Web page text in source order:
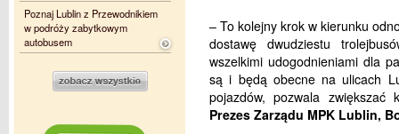
– To kolejny krok w kierunku
dostawę dwudziestu
wszelkimi udogodnieniami dla
są i będą obecne na ulicach
pojazdów, pozwala
Prezes Zarządu MPK Lublin,
Poznaj Lublin z Przewodnikiem
w podróży zabytkowym
autobusem